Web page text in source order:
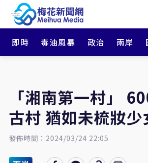
即時 毒油風暴 政治 兩岸
「湘南第一村」
古村 猶如未梳妝少
發佈時間：2024/03/24 22:05